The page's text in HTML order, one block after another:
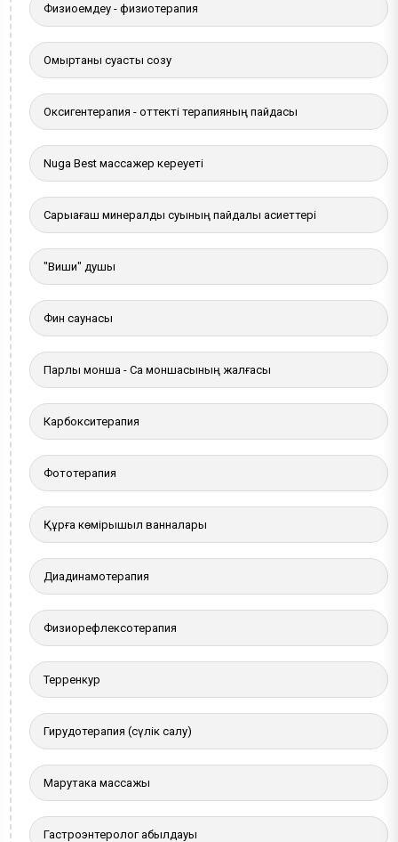
Физиоемдеу - физиотерапия
Омыртқаны суасты созу
Оксигентерапия - оттекті терапияның пайдасы
Nuga Best массажер кереуеті
Сарыағаш минералды суының пайдалы қасиеттері
"Виши" душы
Фин саунасы
Парлы монша - Сақ моншасының жалғасы
Карбокситерапия
Фототерапия
Құрғақ көмірқышқыл ванналары
Диадинамотерапия
Физиорефлексотерапия
Терренкур
Гирудотерапия (сүлік салу)
Марутака массажы
Гастроэнтеролог қабылдауы